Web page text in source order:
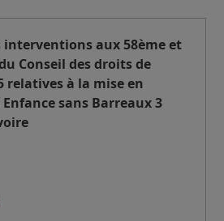
aux 58ème et
Conseil des droits de
relatives à la mise en
sans Barreaux 3